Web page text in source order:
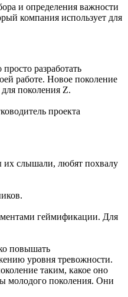
и определения важности
компания использует для
разработать
работе. Новое поколение
поколения Z.
проекта
их слышали, любят похвалу
геймификации. Для
повышать
уровня тревожности.
таким, какое оно
молодого поколения. Они